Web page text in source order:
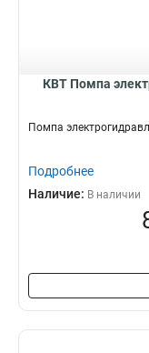
КВТ Помпа
Помпа
Подробнее
Наличие: В наличии